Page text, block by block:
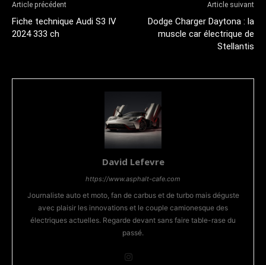
Article précédent
Fiche technique Audi S3 IV
2024 333 ch
Article suivant
Dodge Charger Daytona : la
muscle car électrique de
Stellantis
David Lefevre
https://www.asphalt-cafe.com
Journaliste auto et moto, fan de carbus et de turbo mais déguste
avec plaisir les innovations et le couple camionesque des
électriques actuelles. Regarde devant sans faire table-rase du
passé.